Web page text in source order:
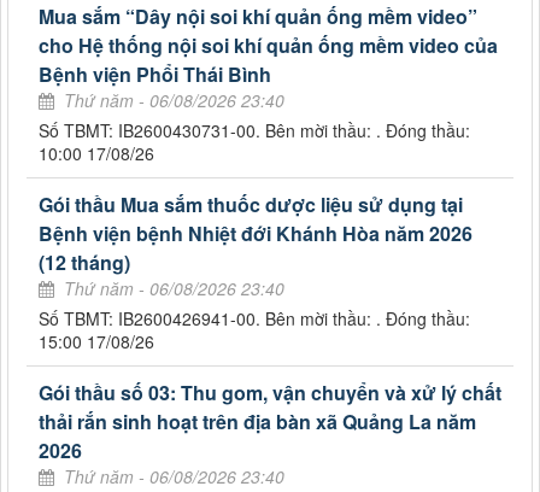
Mua sắm “Dây nội soi khí quản ống mềm video”
cho Hệ thống nội soi khí quản ống mềm video của
Bệnh viện Phổi Thái Bình
Thứ năm - 06/08/2026 23:40
Số TBMT: IB2600430731-00. Bên mời thầu: . Đóng thầu:
10:00 17/08/26
Gói thầu Mua sắm thuốc dược liệu sử dụng tại
Bệnh viện bệnh Nhiệt đới Khánh Hòa năm 2026
(12 tháng)
Thứ năm - 06/08/2026 23:40
Số TBMT: IB2600426941-00. Bên mời thầu: . Đóng thầu:
15:00 17/08/26
Gói thầu số 03: Thu gom, vận chuyển và xử lý chất
thải rắn sinh hoạt trên địa bàn xã Quảng La năm
2026
Thứ năm - 06/08/2026 23:40